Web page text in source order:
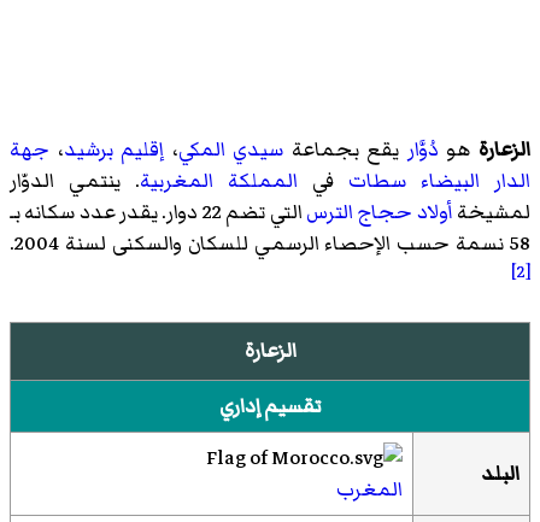
الزعارة هو دُوَّار يقع بجماعة سيدي المكي، إقليم برشيد، جهة
الدار البيضاء سطات في المملكة المغربية. ينتمي الدوّار
لمشيخةأولاد حجاج الترس
التي تضم 22 دوار. يقدر عدد سكانه بـ
58 نسمة حسب الإحصاء الرسمي للسكان والسكنى لسنة 2004.
[2]
الزعارة
تقسيم إداري
البلد
المغرب